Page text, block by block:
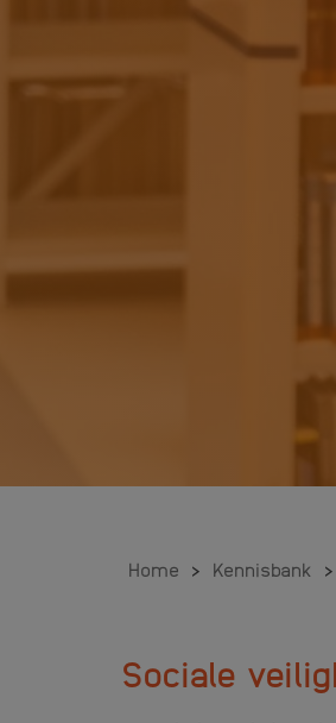
Home > Kennisbank >
Sociale